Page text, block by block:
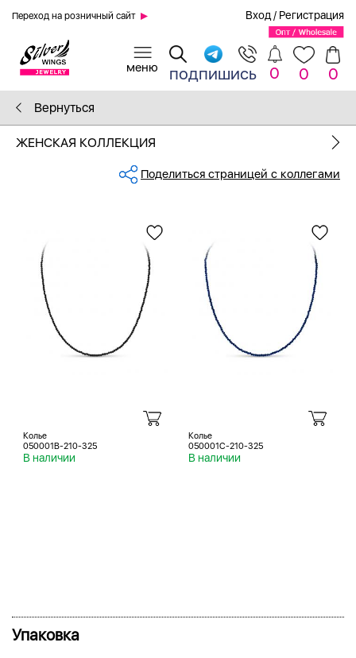
Переход на розничный сайт Вход / Регистрация
подпишись 0 0 0
Вернуться
ЖЕНСКАЯ КОЛЛЕКЦИЯ
Поделиться страницей с коллегами
Колье
050001B-210-325
В наличии
Колье
050001C-210-325
В наличии
Упаковка